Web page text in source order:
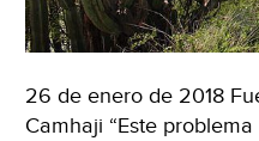
26 de enero de 2018
Camhaji “Este